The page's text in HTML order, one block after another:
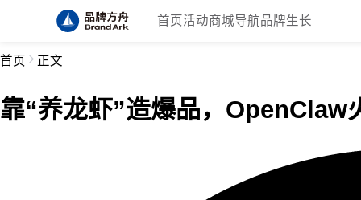
首页 活动商城导航品牌生长
首页 正文
靠“养龙虾”造爆品，OpenClaw